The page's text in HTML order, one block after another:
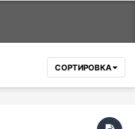
СОРТИРОВКА